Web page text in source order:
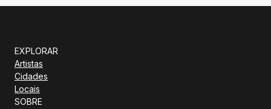
EXPLORAR
Artistas
Cidades
Locais
SOBRE